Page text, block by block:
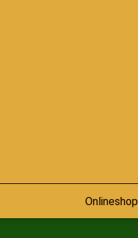
Onlineshop